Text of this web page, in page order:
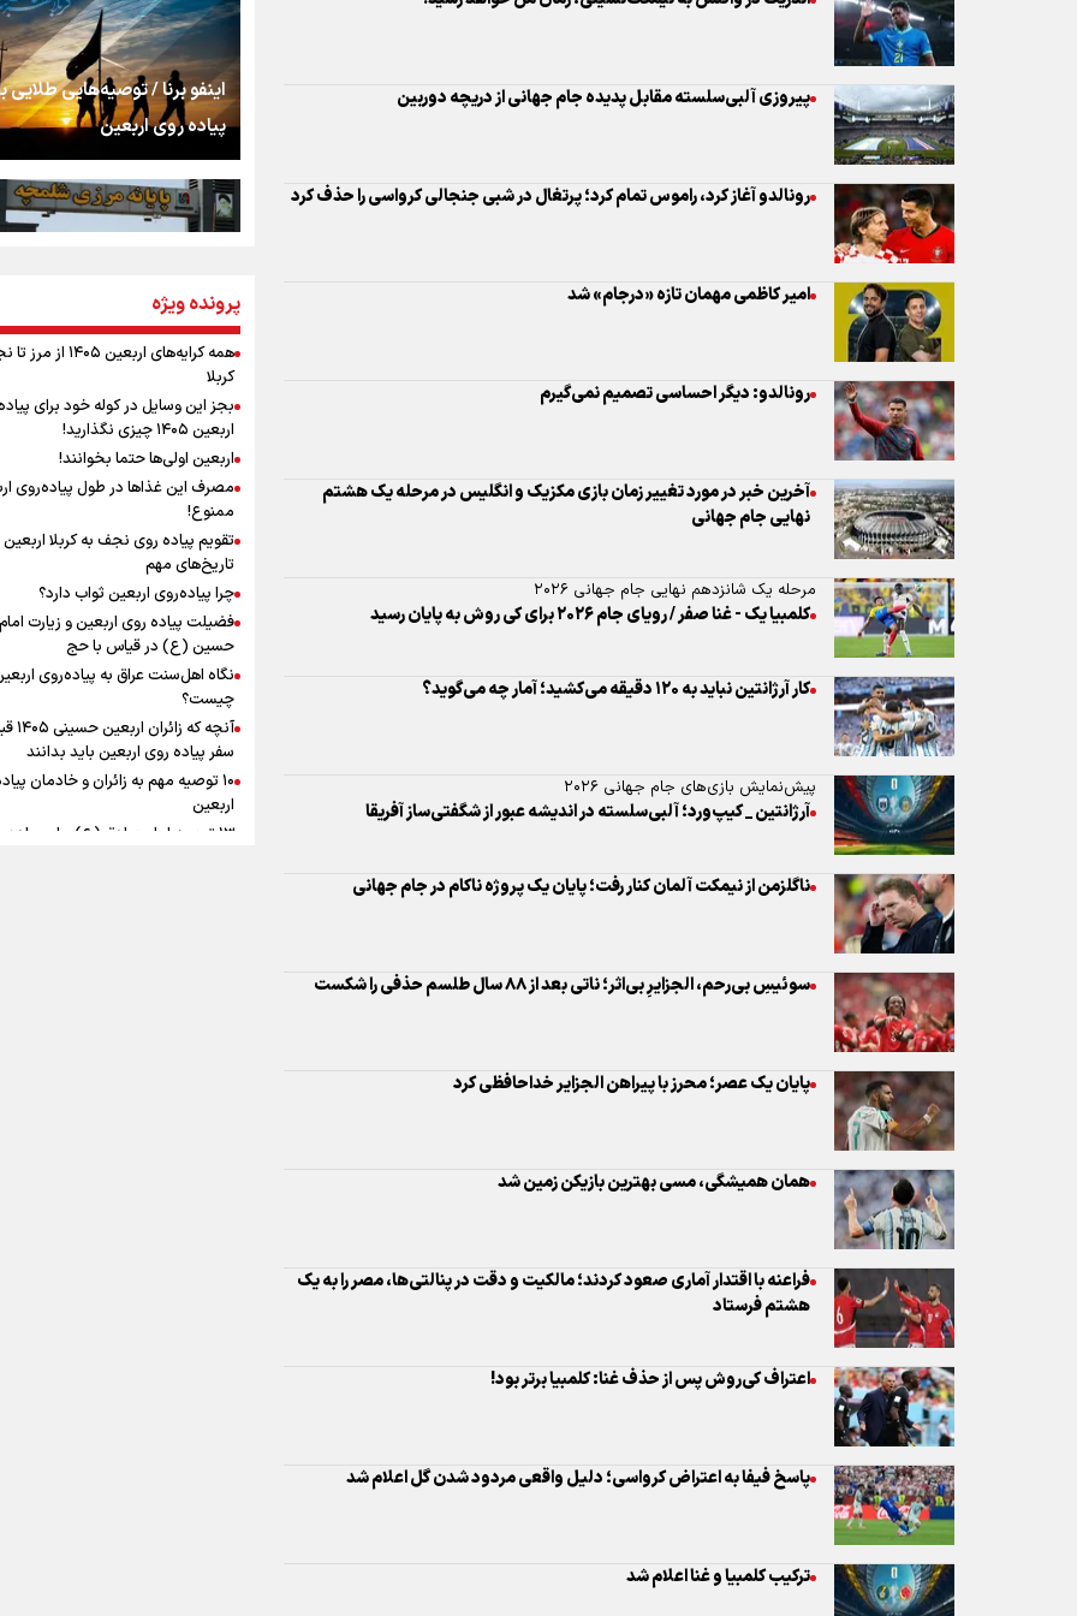
کار آرژانتین نباید به ۱۲۰ دقیقه می‌کشید؛ آمار چه می‌گوید؟
پیش‌نمایش بازی‌های جام جهانی ۲۰۲۶
سوئیسِ بی‌رحم، الجزایرِ بی‌اثر؛ ناتی بعد از ۸۸ سال طلسم حذفی را شکست
پاسخ فیفا به اعتراض کرواسی؛ دلیل واقعی مردود شدن گل اعلام شد
اشک
جمله‌ای که بغض
را شکست؛ «آهای مردم،
تهران رفتند»
سه حسرتی که به
نگاه تمدنی رهبر
فضای مجازی
رابطه کارگر و کارفرما
به زوجیت
اینفو برنا / توصیه‌هایی طلایی
پیاده روی اربعین
اینفو برنا / جدول کامل فاصله
شلمچه تا شهرهای زیارتی عراق
اینفو برنا/ میزان مالیات بر ارزش
افزوده چقدر است؟
اینفوبرنا/ سقف معافیت مالیاتی
حقوق کارکنان دولت و
در بودجه ۱۴۰۵ چقدر است؟
پرونده ویژه
همه کرایه‌های اربعین ۱۴۰۵
کربلا
بجز این وسایل در کوله خود برای
اربعین ۱۴۰۵ چیزی نگذارید!
اربعین اولی‌ها حتما بخوانند!
مصرف این غذاها در طول پیاده‌روی
ممنوع!
تاریخ‌های مهم
چرا پیاده‌روی اربعین ثواب دارد؟
فضیلت پیاده روی اربعین و زیارت امام
حسین (ع) در قیاس با حج
نگاه اهل‌سنت عراق به پیاده‌روی
چیست؟
آنچه که
سفر پیاده روی اربعین باید بدانند
۱۰ توصیه مهم به زائران و خادمان
اربعین
۱۳ توصیه امام صادق (ع) برای